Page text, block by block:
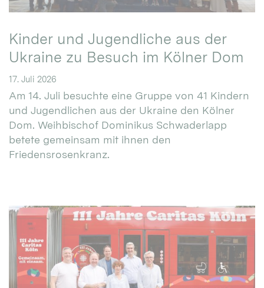
Kinder und Jugendliche aus der
Ukraine zu Besuch im Kölner Dom
17. Juli 2026
Am 14. Juli besuchte eine Gruppe von 41 Kindern
und Jugendlichen aus der Ukraine den Kölner
Dom. Weihbischof Dominikus Schwaderlapp
betete gemeinsam mit ihnen den
Friedensrosenkranz.